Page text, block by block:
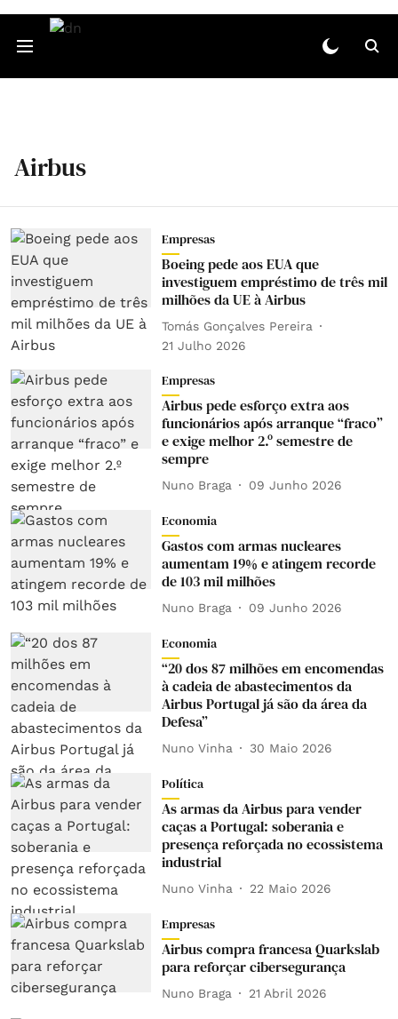
Airbus
Empresas
Boeing pede aos EUA que
investiguem empréstimo de três mil
milhões da UE à Airbus
Tomás Gonçalves Pereira
21 Julho 2026
Empresas
Airbus pede esforço extra aos
funcionários após arranque “fraco”
e exige melhor 2.º semestre de
sempre
Nuno Braga 09 Junho 2026
Economia
Gastos com armas nucleares
aumentam 19% e atingem recorde
de 103 mil milhões
Nuno Braga 09 Junho 2026
Economia
“20 dos 87 milhões em encomendas
à cadeia de abastecimentos da
Airbus Portugal já são da área da
Defesa”
Nuno Vinha 30 Maio 2026
Política
As armas da Airbus para vender
caças a Portugal: soberania e
presença reforçada no ecossistema
industrial
Nuno Vinha 22 Maio 2026
Empresas
Airbus compra francesa Quarkslab
para reforçar cibersegurança
Nuno Braga 21 Abril 2026